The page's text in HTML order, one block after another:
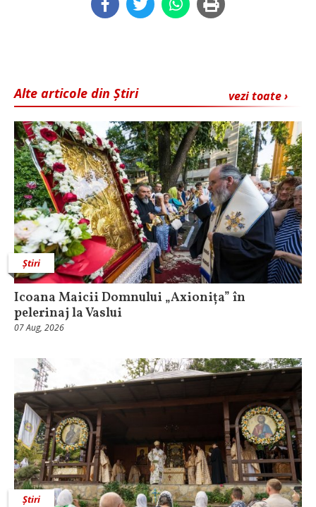
vezi toate ›
Alte articole din Știri
Știri
Icoana Maicii Domnului „Axionița” în
pelerinaj la Vaslui
07 Aug, 2026
Știri